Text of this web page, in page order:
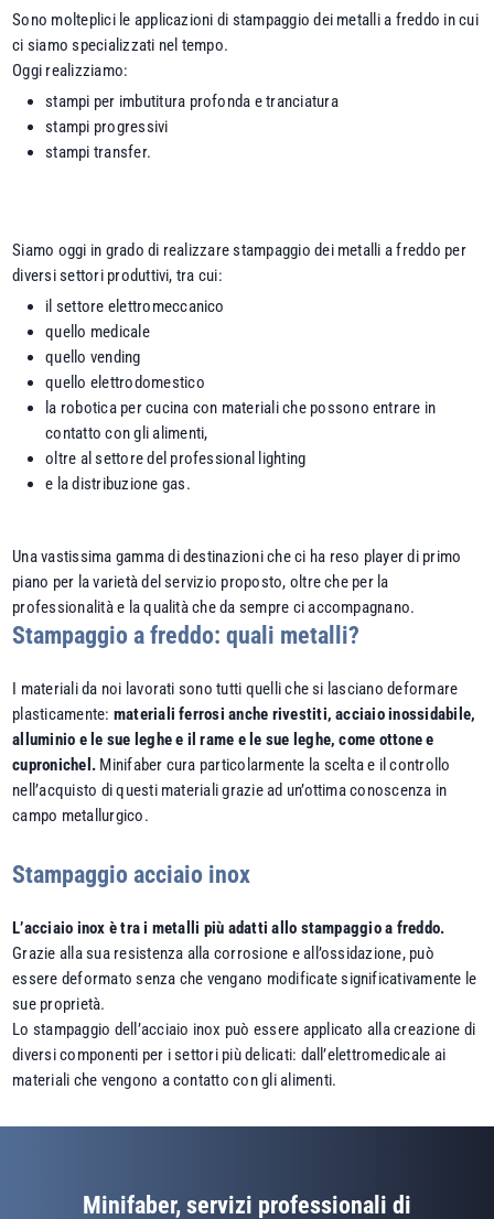
Sono molteplici le applicazioni di stampaggio dei metalli a freddo in cui
ci siamo specializzati nel tempo.
Oggi realizziamo:
stampi per imbutitura profonda e tranciatura
stampi progressivi
stampi transfer.
Siamo oggi in grado di realizzare stampaggio dei metalli a freddo per
diversi settori produttivi, tra cui:
il settore elettromeccanico
quello medicale
quello vending
quello elettrodomestico
la robotica per cucina con materiali che possono entrare in
contatto con gli alimenti,
oltre al settore del professional lighting
e la distribuzione gas.
Una vastissima gamma di destinazioni che ci ha reso player di primo
piano per la varietà del servizio proposto, oltre che per la
professionalità e la qualità che da sempre ci accompagnano.
Stampaggio a freddo: quali metalli?
I materiali da noi lavorati sono tutti quelli che si lasciano deformare
plasticamente: materiali ferrosi anche rivestiti, acciaio inossidabile,
alluminio e le sue leghe e il rame e le sue leghe, come ottone e
cupronichel. Minifaber cura particolarmente la scelta e il controllo
nell’acquisto di questi materiali grazie ad un’ottima conoscenza in
campo metallurgico.
Stampaggio acciaio inox
L’acciaio inox è tra i metalli più adatti allo stampaggio a freddo.
Grazie alla sua resistenza alla corrosione e all’ossidazione, può
essere deformato senza che vengano modificate significativamente le
sue proprietà.
Lo stampaggio dell’acciaio inox può essere applicato alla creazione di
diversi componenti per i settori più delicati: dall’elettromedicale ai
materiali che vengono a contatto con gli alimenti.
Minifaber, servizi professionali di